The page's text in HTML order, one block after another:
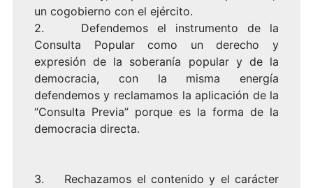
un cogobierno con el ejército.
2. Defendemos el instrumento de la
Consulta Popular como un derecho y
expresión de la soberanía popular y de la
democracia, con la misma energía
defendemos y reclamamos la aplicación de la
“Consulta Previa” porque es la forma de la
democracia directa.
3. Rechazamos el contenido y el carácter